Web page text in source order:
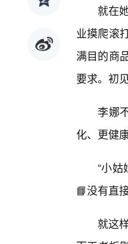
就在
业摸爬滚
满目的商
要求。初
李娜
化、更健
“小
📘没有直
就这